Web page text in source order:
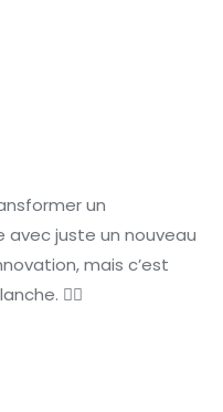
un
juste un nouveau
mais c’est
🤦‍♀️